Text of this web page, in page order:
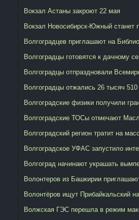
Вокзал Астаны закроют 22 мая
Вокзал Новосибирск-Южный станет
Волгоградцев приглашают на
Волгоградцы готовятся к дачному
Волгоградцы отпраздновали
Волгоградцы отжались 26 тысяч
Волгоградские физики получили
Волгоградские ТОСы отмечают
Волгоградский регион тратит на
Волгоградское УФАС запустило
Волгоград начинают украшать
Волонтеров из Башкирии
Волонтёров ищут Прибайкальский
Волжская ГЭС перешла в режим